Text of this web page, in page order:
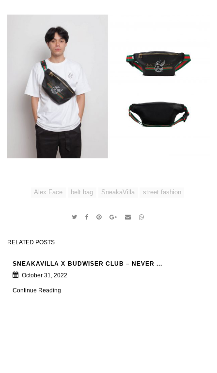
Alex Face belt bag SneakaVilla street fashion
RELATED POSTS
SNEAKAVILLA X BUDWISER CLUB – NEVER ...
October 31, 2022
Continue Reading